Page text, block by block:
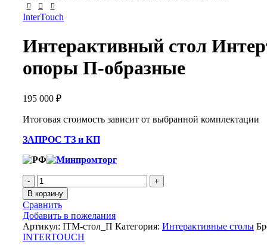
InterTouch
Интерактивный стол
опоры П-образные
195 000 ₽
Итоговая стоимость зависит от выбранной комплектации
ЗАПРОС ТЗ и КП
В корзину
Сравнить
Добавить в пожелания
Артикул: ITM-стол_П Категория: Интерактивные столы
INTERTOUCH